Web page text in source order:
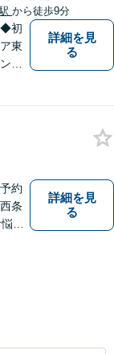
から徒歩9分
◆初
東
ラ
相
ち
し
詳細を見
る
約
条
み
詳細を見
る